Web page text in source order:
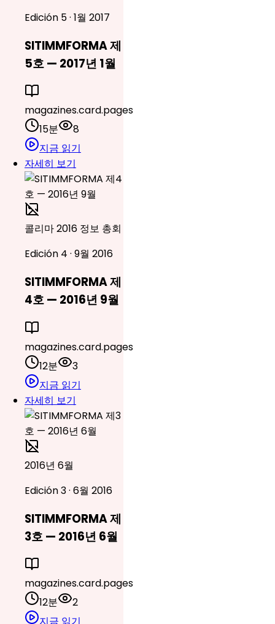
Edición 5 · 1월 2017
SITIMMFORMA 제
5호 — 2017년 1월
magazines.card.pages
15분
8
지금 읽기
자세히 보기
콜리마 2016 정보 총회
Edición 4 · 9월 2016
SITIMMFORMA 제
4호 — 2016년 9월
magazines.card.pages
12분
3
지금 읽기
자세히 보기
2016년 6월
Edición 3 · 6월 2016
SITIMMFORMA 제
3호 — 2016년 6월
magazines.card.pages
12분
2